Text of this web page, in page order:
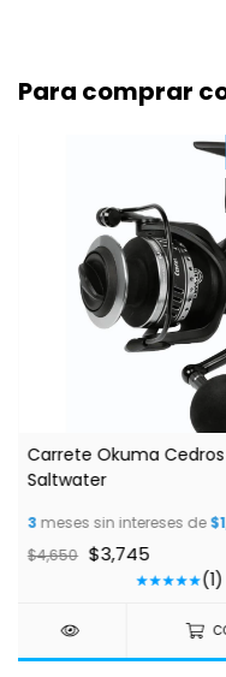
Para comprar
Carrete Okuma
Saltwater
3 meses sin intereses de
$4,650 $3,745
(1)